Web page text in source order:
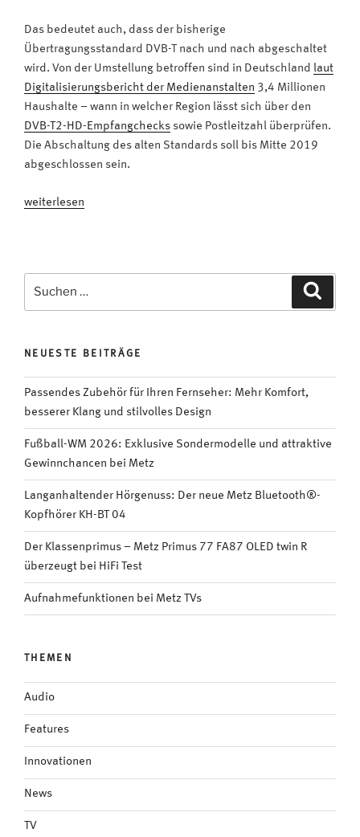
Das bedeutet auch, dass der bisherige
Übertragungsstandard DVB-T nach und nach abgeschaltet
wird. Von der Umstellung betroffen sind in Deutschland laut
Digitalisierungsbericht der Medienanstalten 3,4 Millionen
Haushalte – wann in welcher Region lässt sich über den
DVB-T2-HD-Empfangchecks sowie Postleitzahl überprüfen.
Die Abschaltung des alten Standards soll bis Mitte 2019
abgeschlossen sein.
„Jetzt
auf
DVB-
weiterlesen
nach:
NEUESTE BEITRÄGE
Passendes Zubehör für Ihren Fernseher: Mehr Komfort,
besserer Klang und stilvolles Design
Fußball-WM 2026: Exklusive Sondermodelle und attraktive
Gewinnchancen bei Metz
Langanhaltender Hörgenuss: Der neue Metz Bluetooth®-
Kopfhörer KH-BT 04
Der Klassenprimus – Metz Primus 77 FA87 OLED twin R
überzeugt bei HiFi Test
Aufnahmefunktionen bei Metz TVs
THEMEN
Audio
Features
Innovationen
News
TV